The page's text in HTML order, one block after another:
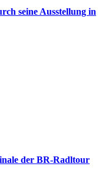
seine Ausstellung in
der BR-Radltour